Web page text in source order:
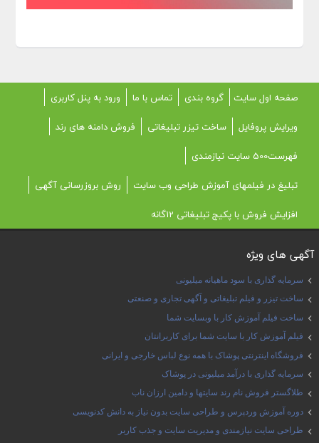
صفحه اول سایت گروه بندی تماس با ما
ورود به پنل کاربری
ویرایش پروفایل
ساخت تیزر تبلیغاتی
فروش دامنه های رند
فهرست500 سایت نیازمندی
تبلیغ در فیلمهای آموزش طراحی وب سایت
روش بروزرسانی آگهی
افزایش فروش با پکیج تبلیغاتی 12گانه
آگهی های ویژه
سرمایه گذاری با سود ماهیانه میلیونی
ساخت تیزر و فیلم تبلیغاتی و آگهی تجاری و صنعتی
ساخت فیلم آموزش کار با وبسایت شما
فیلم آموزش کار با سایت شما برای کاربرانتان
فروشگاه اینترنتی پوشاک با همه نوع لباس خارجی و ایرانی
سرمایه گذاری با درآمد میلیونی در پوشاک
طلاگستر فروش نام رند سایتها و دامین ارزان ناب
دوره آموزش وردپرس و طراحی سایت بدون نیاز به دانش کدنویسی
طراحی سایت نیازمندی و مدیریت سایت و جذب کاربر